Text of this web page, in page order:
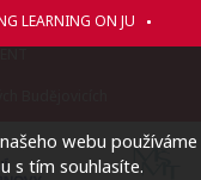
LEARNING ON JU
Budějovicích
webu používáme
s tím souhlasíte.